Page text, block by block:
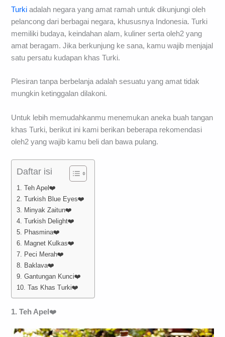
Turki adalah negara yang amat ramah untuk dikunjungi oleh
pelancong dari berbagai negara, khususnya Indonesia. Turki
memiliki budaya, keindahan alam, kuliner serta oleh2 yang
amat beragam. Jika berkunjung ke sana, kamu wajib menjajal
satu persatu kudapan khas Turki.
Plesiran tanpa berbelanja adalah sesuatu yang amat tidak
mungkin ketinggalan dilakoni.
Untuk lebih memudahkanmu menemukan aneka buah tangan
khas Turki, berikut ini kami berikan beberapa rekomendasi
oleh2 yang wajib kamu beli dan bawa pulang.
Daftar isi
1. Teh Apel❤️
2. Turkish Blue Eyes❤️
3. Minyak Zaitun❤️
4. Turkish Delight❤️
5. Phasmina❤️
6. Magnet Kulkas❤️
7. Peci Merah❤️
8. Baklava❤️
9. Gantungan Kunci❤️
10. Tas Khas Turki❤️
1. Teh Apel❤️